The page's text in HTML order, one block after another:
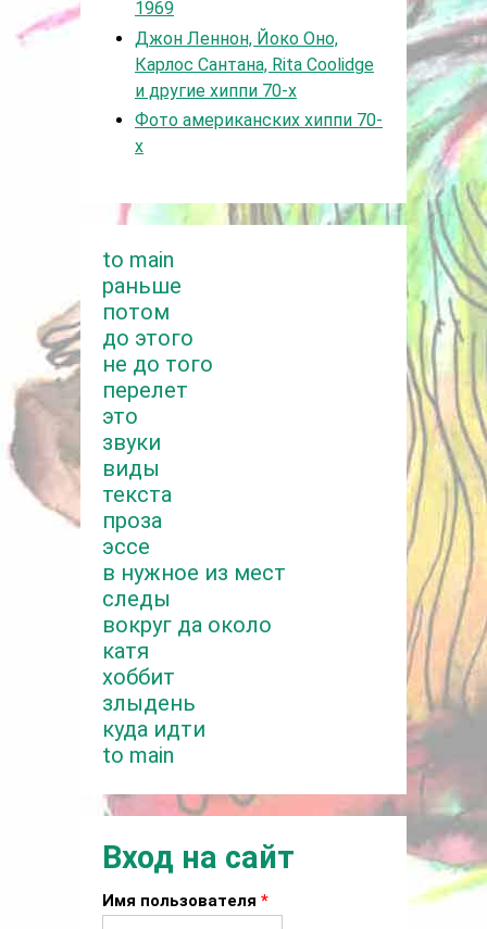
1969
Джон Леннон, Йоко Оно,
Карлос Сантана, Rita Coolidge
и другие хиппи 70-х
Фото американских хиппи 70-
х
to main
раньше
потом
до этого
не до того
перелет
это
звуки
виды
текста
проза
эссе
в нужное из мест
следы
вокруг да около
катя
хоббит
злыдень
куда идти
to main
Вход на сайт
Имя пользователя *